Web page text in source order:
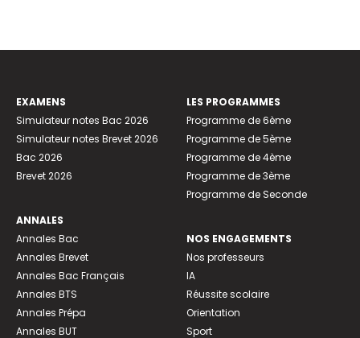
EXAMENS
Simulateur notes Bac 2026
Simulateur notes Brevet 2026
Bac 2026
Brevet 2026
ANNALES
Annales Bac
Annales Brevet
Annales Bac Français
Annales BTS
Annales Prépa
Annales BUT
LES PROGRAMMES
Programme de 6ème
Programme de 5ème
Programme de 4ème
Programme de 3ème
Programme de Seconde
NOS ENGAGEMENTS
Nos professeurs
IA
Réussite scolaire
Orientation
Sport